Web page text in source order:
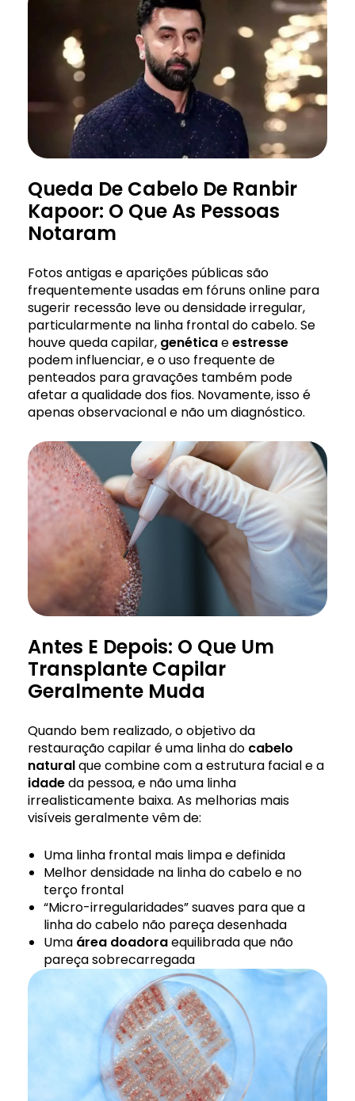
Queda De Cabelo De Ranbir
Kapoor: O Que As Pessoas
Notaram
Fotos antigas e aparições públicas são
frequentemente usadas em fóruns online para
sugerir recessão leve ou densidade irregular,
particularmente na linha frontal do cabelo. Se
houve queda capilar, genéticaeestresse
podem influenciar, e o uso frequente de
penteados para gravações também pode
afetar a qualidade dos fios. Novamente, isso é
apenas observacional e não um diagnóstico.
Antes E Depois: O Que Um
Transplante Capilar
Geralmente Muda
Quando bem realizado, o objetivo da
restauração capilar é uma linha do cabelo
naturalque combine com a estrutura facial e a
idadeda pessoa, e não uma linha
irrealisticamente baixa. As melhorias mais
visíveis geralmente vêm de:
Uma linha frontal mais limpa e definida
Melhor densidade na linha do cabelo e no
terço frontal
“Micro-irregularidades” suaves para que a
linha do cabelo não pareça desenhada
Uma área doadoraequilibrada que não
pareça sobrecarregada